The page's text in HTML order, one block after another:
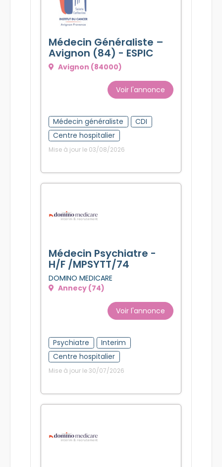
Médecin Généraliste –
Avignon (84) - ESPIC
Avignon (84000)
Voir l'annonce
Médecin généraliste
CDI
Centre hospitalier
Mise à jour le 03/08/2026
Médecin Psychiatre -
H/F /MPSYTT/74
DOMINO MEDICARE
Annecy (74)
Voir l'annonce
Psychiatre
Interim
Centre hospitalier
Mise à jour le 30/07/2026